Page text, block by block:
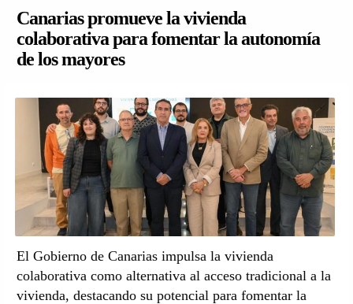
Canarias promueve la vivienda
colaborativa para fomentar la autonomía
de los mayores
El Gobierno de Canarias impulsa la vivienda
colaborativa como alternativa al acceso tradicional a la
vivienda, destacando su potencial para fomentar la